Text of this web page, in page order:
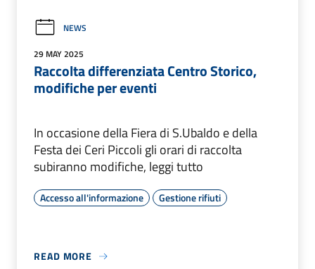
NEWS
29 MAY 2025
Raccolta differenziata Centro Storico,
modifiche per eventi
In occasione della Fiera di S.Ubaldo e della
Festa dei Ceri Piccoli gli orari di raccolta
subiranno modifiche, leggi tutto
Accesso all'informazione Gestione rifiuti
READ MORE